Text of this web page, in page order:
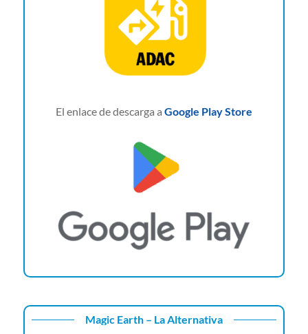
El enlace de descarga a Google Play Store
Magic Earth – La Alternativa